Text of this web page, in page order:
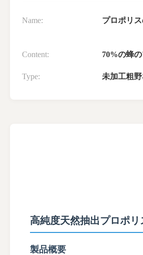
Name: プロポリ
Content: 70%の蜂
Type: 未加工粗
高純度天然抽出プロポ
製品概要